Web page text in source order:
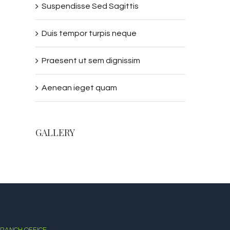
Suspendisse Sed Sagittis
Duis tempor turpis neque
Praesent ut sem dignissim
Aenean ieget quam
GALLERY